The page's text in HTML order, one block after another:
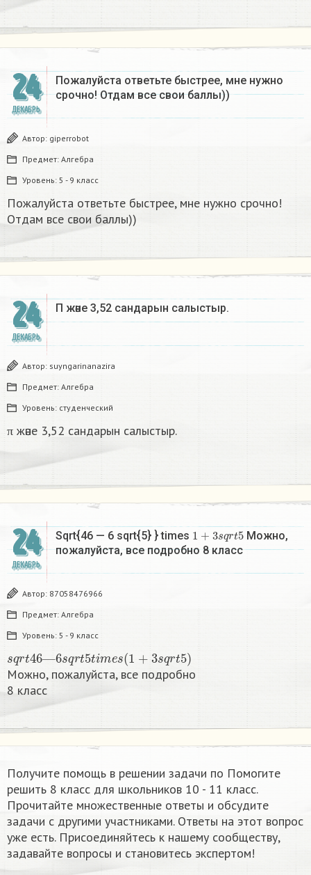
24
ДЕКАБРЬ
Пожалуйста ответьте быстрее, мне нужно
срочно! Отдам все свои баллы))
Автор: giperrobot
Предмет: Алгебра
Уровень: 5 - 9 класс
Пожалуйста ответьте быстрее, мне нужно срочно!
Отдам все свои баллы))
24
ДЕКАБРЬ
Π және 3,52 сандарын салыстыр. ​
Автор: suyngarinanazira
Предмет: Алгебра
Уровень: студенческий
π және 3,52 сандарын салыстыр.
24
ДЕКАБРЬ
Sqrt{46 — 6 sqrt{5} } times 1+3sqrt5 Можно,
пожалуйста, все подробно 8 класс​
Автор: 87058476966
Предмет: Алгебра
Уровень: 5 - 9 класс
46 6 5 im 1 q
Можно, пожалуйста, все подробно
8 класс​
Получите помощь в решении задачи по Помогите
решить 8 класс для школьников 10 - 11 класс.
Прочитайте множественные ответы и обсудите
задачи с другими участниками. Ответы на этот вопрос
уже есть. Присоединяйтесь к нашему сообществу,
задавайте вопросы и становитесь экспертом!